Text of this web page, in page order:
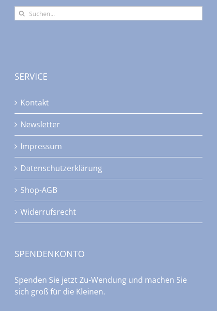
Suche
nach:
SERVICE
Kontakt
Newsletter
Impressum
Datenschutzerklärung
Shop-AGB
Widerrufsrecht
SPENDENKONTO
Spenden Sie jetzt Zu-Wendung und machen Sie
sich groß für die Kleinen.